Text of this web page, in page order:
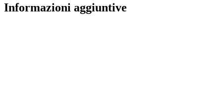
Informazioni aggiuntive